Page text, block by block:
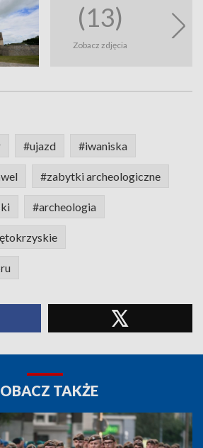
(13)
Zobacz zdjęcia
#ujazd #iwaniska
#zabytki archeologiczne
#archeologia
TAKŻE